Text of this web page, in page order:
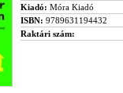
Kiadó: Móra Kiadó
ISBN: 9789631194432
Raktári szám: